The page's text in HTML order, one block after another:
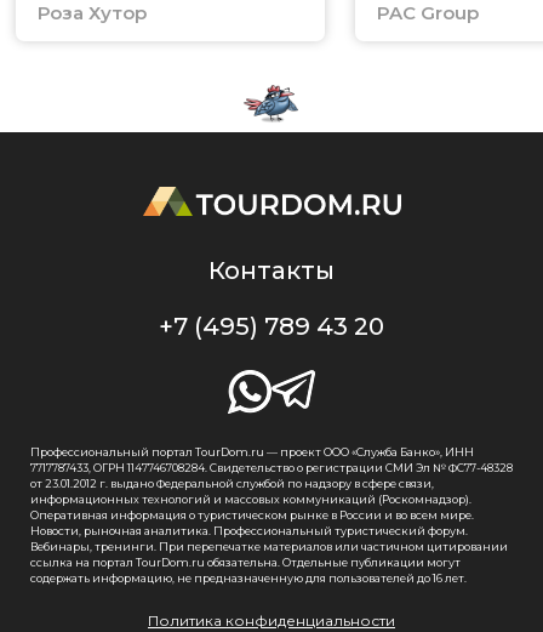
Роза Хутор PAC Group
Контакты
+7 (495) 789 43 20
Профессиональный портал TourDom.ru — проект ООО «Служба Банко», ИНН
7717787433, ОГРН 1147746708284. Свидетельство о регистрации СМИ Эл № ФС77-48328
от 23.01.2012 г. выдано Федеральной службой по надзору в сфере связи,
информационных технологий и массовых коммуникаций (Роскомнадзор).
Оперативная информация о туристическом рынке в России и во всем мире.
Новости, рыночная аналитика. Профессиональный туристический форум.
Вебинары, тренинги. При перепечатке материалов или частичном цитировании
ссылка на портал TourDom.ru обязательна. Отдельные публикации могут
содержать информацию, не предназначенную для пользователей до 16 лет.
Политика конфиденциальности